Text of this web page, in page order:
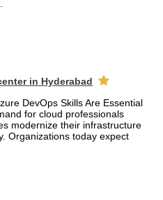
in Hyderabad
DevOps Skills Are Essential
for cloud professionals
modernize their infrastructure
Organizations today expect